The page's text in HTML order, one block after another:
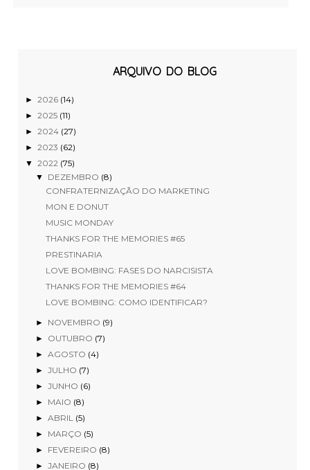
ARQUIVO DO BLOG
►2026 (14)
►2025 (11)
►2024 (27)
►2023 (62)
▼2022 (75)
▼ DEZEMBRO (8)
CONFRATERNIZAÇÃO DO MARKETING
MON E DONUT
MUSIC MONDAY
THANKS FOR THE MEMORIES #65
PRESTINARIA
LOVE BOMBING: FASES DO NARCISISTA
THANKS FOR THE MEMORIES #64
LOVE BOMBING: COMO IDENTIFICAR?
► NOVEMBRO (9)
► OUTUBRO (7)
► AGOSTO (4)
► JULHO (7)
► JUNHO (6)
► MAIO (8)
► ABRIL (5)
► MARÇO (5)
► FEVEREIRO (8)
► JANEIRO (8)